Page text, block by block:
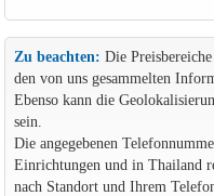
Zu beachten: Die
den von uns gesammelten
Ebenso kann die
sein.
Die angegebenen
Einrichtungen und in Thailand
nach Standort und Ihrem